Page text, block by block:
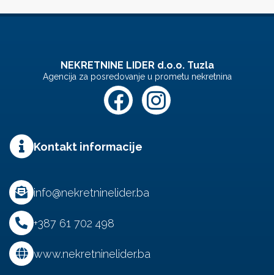
NEKRETNINE LIDER d.o.o. Tuzla
Agencija za posredovanje u prometu nekretnina
Kontakt informacije
info@nekretninelider.ba
+387 61 702 498
www.nekretninelider.ba